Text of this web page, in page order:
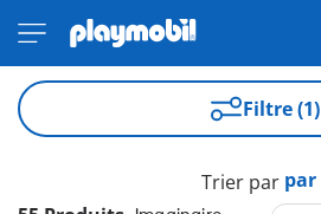
Filtre (1)
Trier par